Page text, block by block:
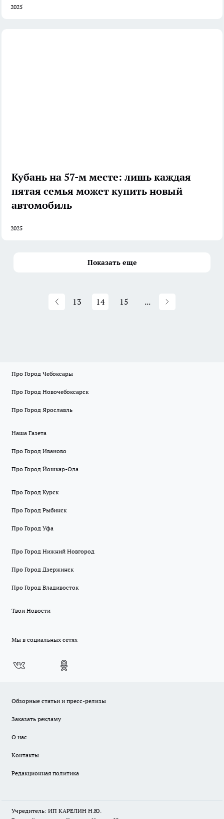
2025
Кубань на 57-м месте: лишь каждая
пятая семья может купить новый
автомобиль
2025
Показать еще
13 14 15 ...
Про Город Чебоксары
Про Город Новочебоксарск
Про Город Ярославль
Наша Газета
Про Город Иваново
Про Город Йошкар-Ола
Про Город Курск
Про Город Рыбинск
Про Город Уфа
Про Город Нижний Новгород
Про Город Дзержинск
Про Город Владивосток
Твои Новости
Мы в социальных сетях
Обзорные статьи и пресс-релизы
Заказать рекламу
О нас
Контакты
Редакционная политика
Учредитель: ИП КАРЕЛИН Н.Ю.